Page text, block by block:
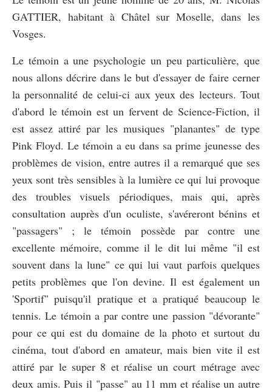
GATTIER, habitant à Châtel sur Moselle, dans les
Vosges.
Le témoin a une psychologie un peu particulière, que
nous allons décrire dans le but d'essayer de faire cerner
la personnalité de celui-ci aux yeux des lecteurs. Tout
d'abord le témoin est un fervent de Science-Fiction, il
est assez attiré par les musiques "planantes" de type
Pink Floyd. Le témoin a eu dans sa prime jeunesse des
problèmes de vision, entre autres il a remarqué que ses
yeux sont très sensibles à la lumière ce qui lui provoque
des troubles visuels périodiques, mais qui, après
consultation auprès d'un oculiste, s'avéreront bénins et
"passagers" ; le témoin possède par contre une
excellente mémoire, comme il le dit lui même "il est
souvent dans la lune" ce qui lui vaut parfois quelques
petits problèmes que l'on devine. Il est également un
'Sportif" puisqu'il pratique et a pratiqué beaucoup le
tennis. Le témoin a par contre une passion "dévorante"
pour ce qui est du domaine de la photo et surtout du
cinéma, tout d'abord en amateur, mais bien vite il est
attiré par le super 8 et réalise un court métrage avec
deux amis. Puis il "passe" au 11 mm et réalise un autre